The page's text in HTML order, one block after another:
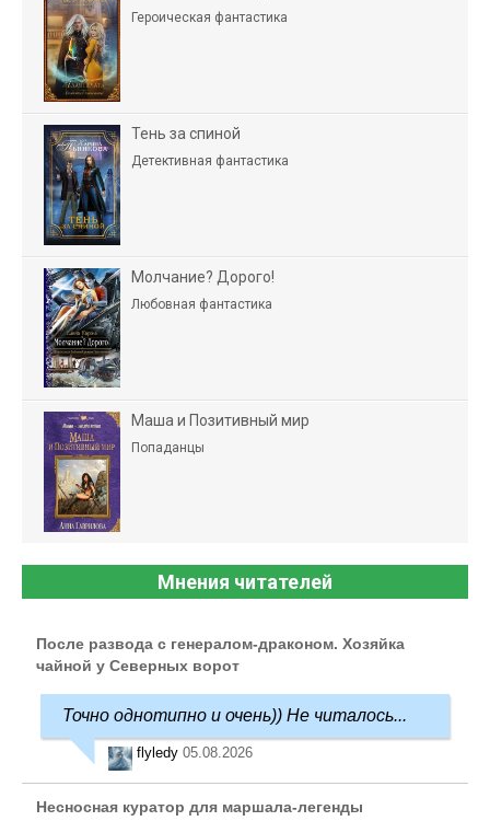
Героическая фантастика
Тень за спиной
Детективная фантастика
Молчание? Дорого!
Любовная фантастика
Маша и Позитивный мир
Попаданцы
Мнения читателей
После развода с генералом-драконом. Хозяйка
чайной у Северных ворот
Точно однотипно и очень)) Не читалось...
flyledy 05.08.2026
Несносная куратор для маршала-легенды